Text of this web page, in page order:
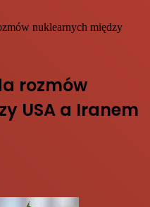
nuklearnych między
rozmów
USA a Iranem